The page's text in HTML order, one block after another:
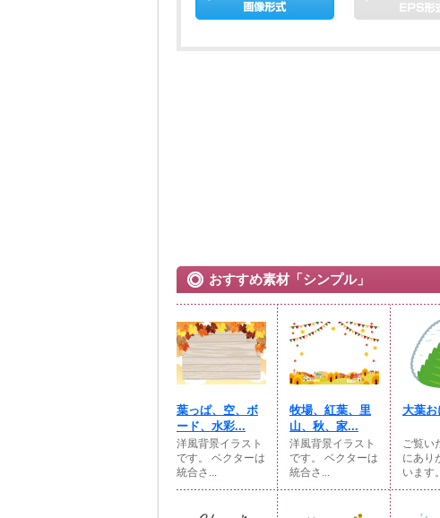
おすすめ素材「シンプル」
葉っぱ、空、ボ
ード、水彩...
洋風背景イラスト
です。 ベクターは
統合さ...
牧場、紅葉、里
山、秋、家...
洋風背景イラスト
です。 ベクターは
統合さ...
大葉お
ご覧い
にあり
います